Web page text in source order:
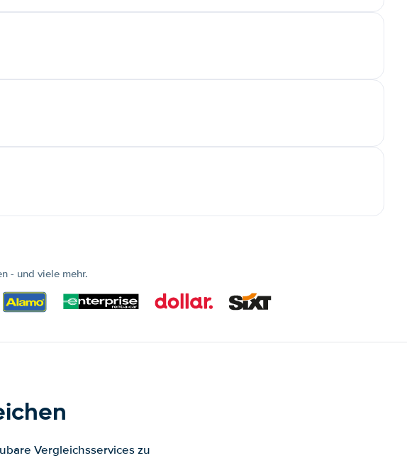
- und viele mehr.
Vergleichsservices zu